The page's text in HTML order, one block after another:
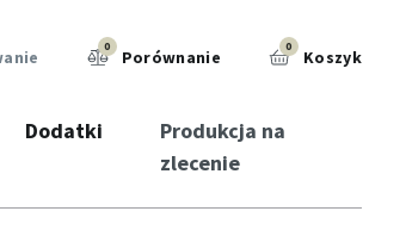
0 Porównanie 0 Koszyk
Dodatki
Produkcja na
zlecenie